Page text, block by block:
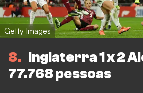
Getty Images
8
Inglaterra 1 x 2
77.768 pessoas